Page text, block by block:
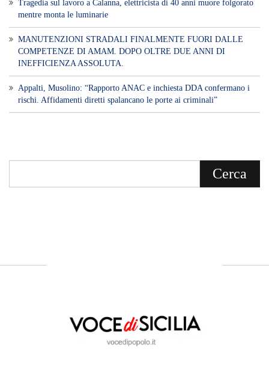
Tragedia sul lavoro a Calanna, elettricista di 40 anni muore folgorato
mentre monta le luminarie
MANUTENZIONI STRADALI FINALMENTE FUORI DALLE
COMPETENZE DI AMAM. DOPO OLTRE DUE ANNI DI
INEFFICIENZA ASSOLUTA.
​Appalti, Musolino: “Rapporto ANAC e inchiesta DDA confermano i
rischi. Affidamenti diretti spalancano le porte ai criminali”